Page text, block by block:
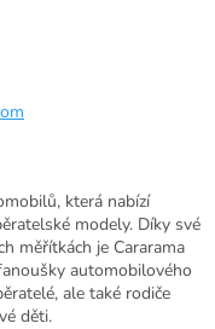
která nabízí
modely. Díky své
měřítkách je Cararama
automobilového
ale také rodiče
děti.